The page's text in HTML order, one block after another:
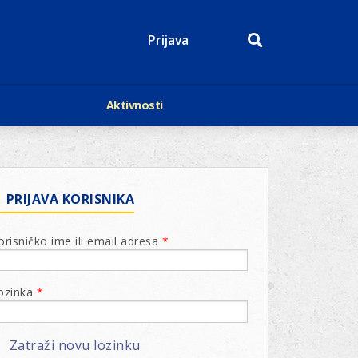
Prijava
Aktivnosti
Događaji
Kalendar
Lions Magazin
PRIJAVA KORISNIKA
ime ili email adresa *
*
Zatraži novu lozinku